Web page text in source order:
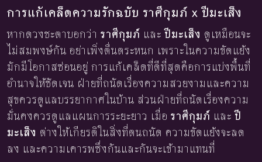
การแก้เคล็ดความรักฉบับ ราศีกุมภ์ x ปีมะเส็ง
หากดวงชะตาบอกว่า ราศีกุมภ์ และปีมะเส็ง ดูเหมือนจะ
ไม่สมพงษ์กัน อย่าเพิ่งตื่นตระหนก เพราะในความขัดแย้ง
มักมีโอกาสซ่อนอยู่ การแก้เคล็ดที่ดีที่สุดคือการแบ่งพื้นที่
อำนาจให้ชัดเจน ฝ่ายที่ถนัดเรื่องความสวยงามและความ
สุขควรดูแลบรรยากาศในบ้าน ส่วนฝ่ายที่ถนัดเรื่องความ
มั่นคงควรดูแลแผนการระยะยาว เมื่อ ราศีกุมภ์ และปี
มะเส็ง ต่างให้เกียรติในสิ่งที่ตนถนัด ความขัดแย้งจะลด
ลง และความเคารพซึ่งกันและกันจะเข้ามาแทนที่